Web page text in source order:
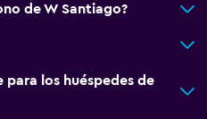
de W Santiago?
para los huéspedes de